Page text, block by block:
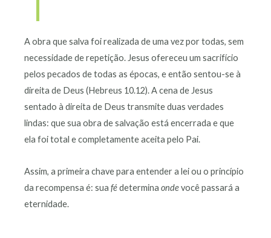
A obra que salva foi realizada de uma vez por todas, sem
necessidade de repetição. Jesus ofereceu um sacrifício
pelos pecados de todas as épocas, e então sentou-se à
direita de Deus (Hebreus 10.12). A cena de Jesus
sentado à direita de Deus transmite duas verdades
lindas: que sua obra de salvação está encerrada e que
ela foi total e completamente aceita pelo Pai.
Assim, a primeira chave para entender a lei ou o princípio
da recompensa é: sua fédetermina ondevocê passará a
eternidade.